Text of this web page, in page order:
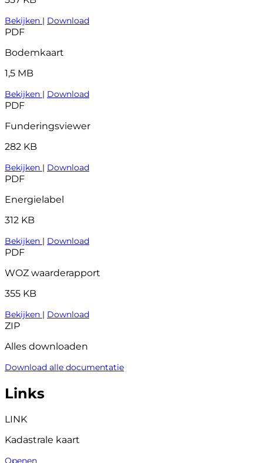
Bekijken | Download
PDF
Bodemkaart
1,5 MB
Bekijken | Download
PDF
Funderingsviewer
282 KB
Bekijken | Download
PDF
Energielabel
312 KB
Bekijken | Download
PDF
WOZ waarderapport
355 KB
Bekijken | Download
ZIP
Alles downloaden
Download alle documentatie
Links
LINK
Kadastrale kaart
Openen